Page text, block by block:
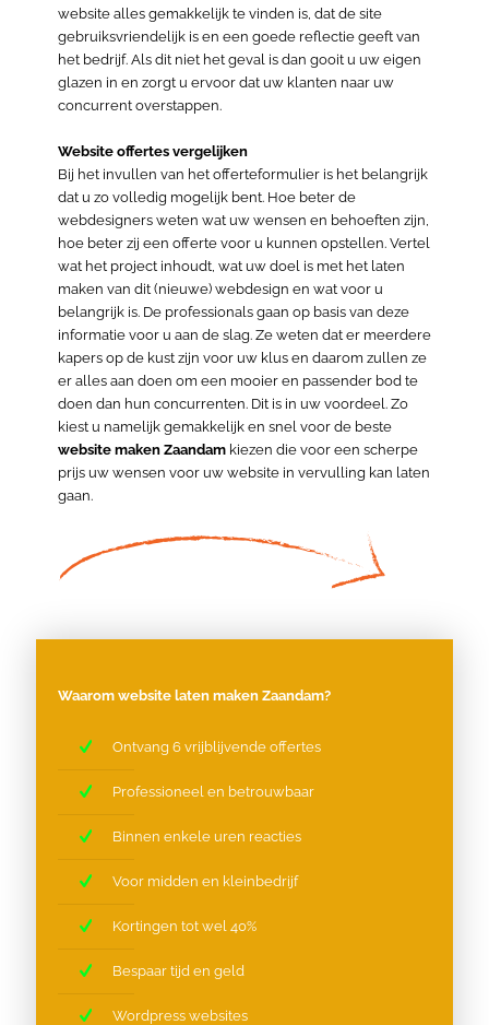
website alles gemakkelijk te vinden is, dat de site
gebruiksvriendelijk is en een goede reflectie geeft van
het bedrijf. Als dit niet het geval is dan gooit u uw eigen
glazen in en zorgt u ervoor dat uw klanten naar uw
concurrent overstappen.
Website offertes vergelijken
Bij het invullen van het offerteformulier is het belangrijk
dat u zo volledig mogelijk bent. Hoe beter de
webdesigners weten wat uw wensen en behoeften zijn,
hoe beter zij een offerte voor u kunnen opstellen. Vertel
wat het project inhoudt, wat uw doel is met het laten
maken van dit (nieuwe) webdesign en wat voor u
belangrijk is. De professionals gaan op basis van deze
informatie voor u aan de slag. Ze weten dat er meerdere
kapers op de kust zijn voor uw klus en daarom zullen ze
er alles aan doen om een mooier en passender bod te
doen dan hun concurrenten. Dit is in uw voordeel. Zo
kiest u namelijk gemakkelijk en snel voor de beste
website maken Zaandam kiezen die voor een scherpe
prijs uw wensen voor uw website in vervulling kan laten
gaan.
Waarom website laten maken Zaandam?
Ontvang 6 vrijblijvende offertes
Professioneel en betrouwbaar
Binnen enkele uren reacties
Voor midden en kleinbedrijf
Kortingen tot wel 40%
Bespaar tijd en geld
Wordpress websites